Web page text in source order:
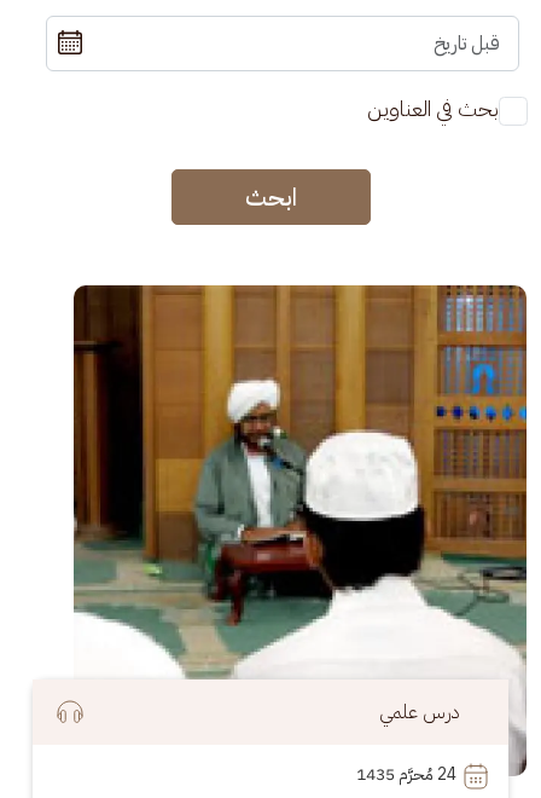
بحث في العناوين
ابحث
الصورة
درس علمي
24